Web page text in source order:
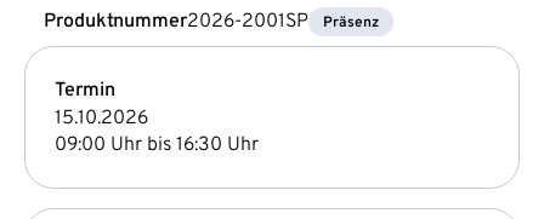
Produktnummer2026-2001SP Präsenz
Termin
15.10.2026
09:00 Uhr bis 16:30 Uhr